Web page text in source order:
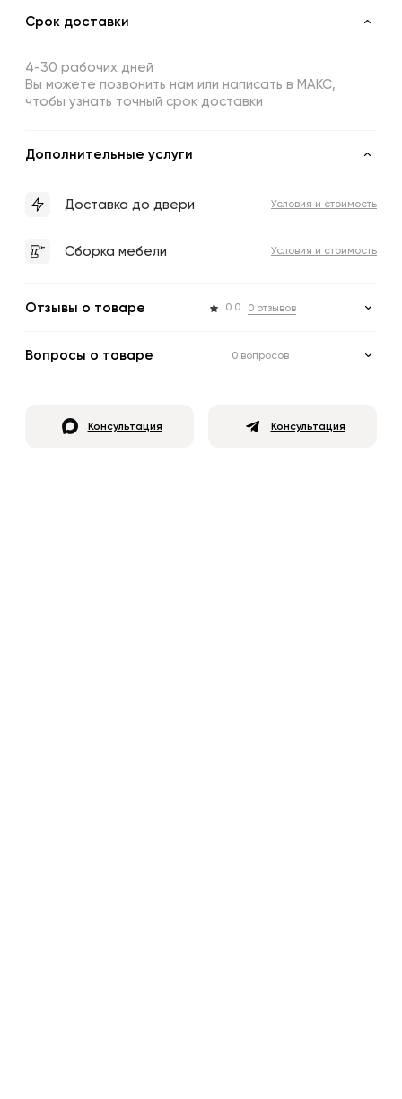
Срок доставки
4-30 рабочих дней
Вы можете позвонить нам или написать в МАКС,
чтобы узнать точный срок доставки
Дополнительные услуги
Доставка до двери Условия и стоимость
Сборка мебели Условия и стоимость
Отзывы о товаре 0.0 0 отзывов
Вопросы о товаре 0 вопросов
Консультация Консультация